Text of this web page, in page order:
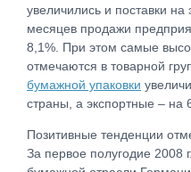
увеличились и поставки
месяцев продажи
8,1%. При этом самые
отмечаются в товарной
бумажной упаковки
страны, а экспортные – на
Позитивные тенденции
За первое полугодие 2008